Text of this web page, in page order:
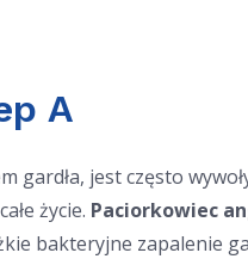
A
gardła, jest często
życie. Paciorkowiec
bakteryjne zapalenie